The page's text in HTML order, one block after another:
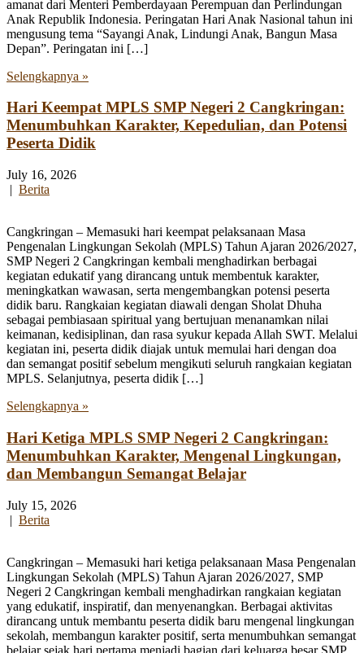
amanat dari Menteri Pemberdayaan Perempuan dan Perlindungan
Anak Republik Indonesia. Peringatan Hari Anak Nasional tahun ini
mengusung tema “Sayangi Anak, Lindungi Anak, Bangun Masa
Depan”. Peringatan ini […]
Selengkapnya »
Hari Keempat MPLS SMP Negeri 2 Cangkringan:
Menumbuhkan Karakter, Kepedulian, dan Potensi
Peserta Didik
July 16, 2026
| Berita
Cangkringan – Memasuki hari keempat pelaksanaan Masa
Pengenalan Lingkungan Sekolah (MPLS) Tahun Ajaran 2026/2027,
SMP Negeri 2 Cangkringan kembali menghadirkan berbagai
kegiatan edukatif yang dirancang untuk membentuk karakter,
meningkatkan wawasan, serta mengembangkan potensi peserta
didik baru. Rangkaian kegiatan diawali dengan Sholat Dhuha
sebagai pembiasaan spiritual yang bertujuan menanamkan nilai
keimanan, kedisiplinan, dan rasa syukur kepada Allah SWT. Melalui
kegiatan ini, peserta didik diajak untuk memulai hari dengan doa
dan semangat positif sebelum mengikuti seluruh rangkaian kegiatan
MPLS. Selanjutnya, peserta didik […]
Selengkapnya »
Hari Ketiga MPLS SMP Negeri 2 Cangkringan:
Menumbuhkan Karakter, Mengenal Lingkungan,
dan Membangun Semangat Belajar
July 15, 2026
| Berita
Cangkringan – Memasuki hari ketiga pelaksanaan Masa Pengenalan
Lingkungan Sekolah (MPLS) Tahun Ajaran 2026/2027, SMP
Negeri 2 Cangkringan kembali menghadirkan rangkaian kegiatan
yang edukatif, inspiratif, dan menyenangkan. Berbagai aktivitas
dirancang untuk membantu peserta didik baru mengenal lingkungan
sekolah, membangun karakter positif, serta menumbuhkan semangat
belajar sejak hari pertama menjadi bagian dari keluarga besar SMP